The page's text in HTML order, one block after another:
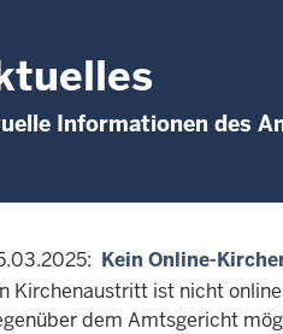
Informationen des
Kein Online-
Kirchenaustritt ist nicht
dem Amtsgericht